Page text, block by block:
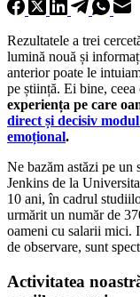
Rezultatele a trei
lumină nouă și
anterior poate le
pe știință. Ei bine, ceea
experiența pe care
direct și decisiv
emoțional.
Ne bazăm astăzi pe un
Jenkins de la
10 ani, în cadrul
urmărit un număr de
oameni cu salarii mici.
de observare, sunt
Activitatea